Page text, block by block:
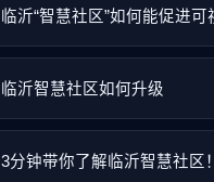
临沂智慧社区如何升级
3分钟带你了解临沂智慧社区！